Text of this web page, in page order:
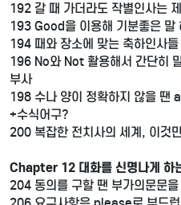
192 갈 때 가더라도 작별인사는
193 Good을 이용해 기분좋은
194 때와 장소에 맞는 축하인사
196 No와 Not 활용해서 간단히
부사
198 수나 양이 정확하지 않을
+수식어구?
200 복잡한 전치사의 세계, 이것
Chapter 12 대화를 신명나게 하
204 동의를 구할 땐 부가의문문